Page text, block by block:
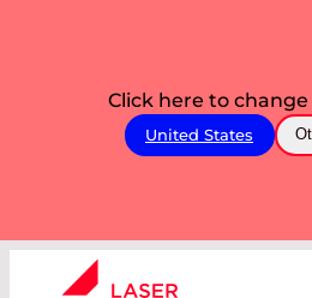
Click here to change
United States